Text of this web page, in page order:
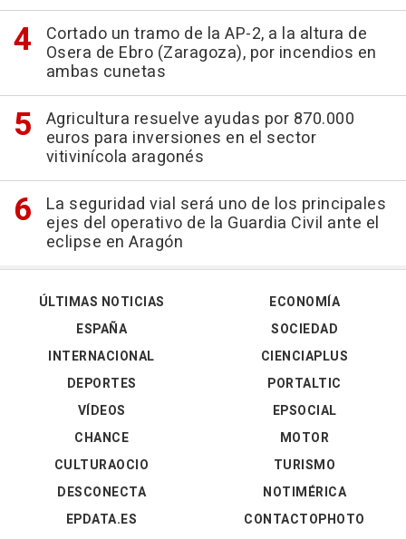
Cortado un tramo de la AP-2, a la altura de
Osera de Ebro (Zaragoza), por incendios en
ambas cunetas
Agricultura resuelve ayudas por 870.000
euros para inversiones en el sector
vitivinícola aragonés
La seguridad vial será uno de los principales
ejes del operativo de la Guardia Civil ante el
eclipse en Aragón
ÚLTIMAS NOTICIAS
ESPAÑA
INTERNACIONAL
DEPORTES
VÍDEOS
ECONOMÍA
SOCIEDAD
CIENCIAPLUS
PORTALTIC
EPSOCIAL
CHANCE
CULTURAOCIO
DESCONECTA
EPDATA.ES
MOTOR
TURISMO
NOTIMÉRICA
CONTACTOPHOTO